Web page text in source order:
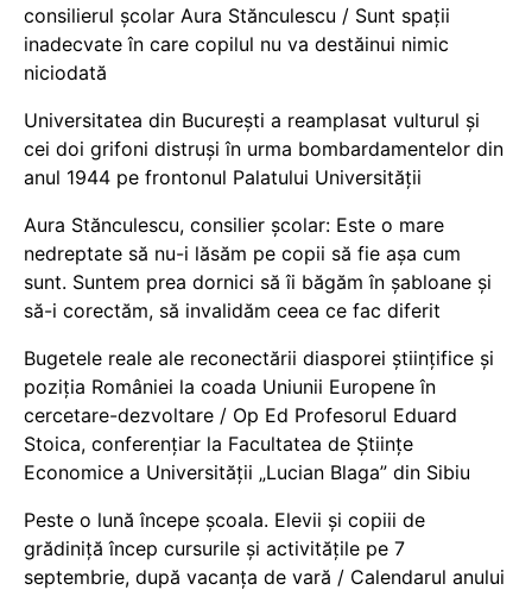
consilierul școlar Aura Stănculescu / Sunt spații
inadecvate în care copilul nu va destăinui nimic
niciodată
Universitatea din București a reamplasat vulturul și
cei doi grifoni distruși în urma bombardamentelor din
anul 1944 pe frontonul Palatului Universității
Aura Stănculescu, consilier școlar: Este o mare
nedreptate să nu-i lăsăm pe copii să fie așa cum
sunt. Suntem prea dornici să îi băgăm în șabloane și
să-i corectăm, să invalidăm ceea ce fac diferit
Bugetele reale ale reconectării diasporei științifice și
poziția României la coada Uniunii Europene în
cercetare-dezvoltare / Op Ed Profesorul Eduard
Stoica, conferențiar la Facultatea de Științe
Economice a Universității „Lucian Blaga” din Sibiu
Peste o lună începe școala. Elevii și copiii de
grădiniță încep cursurile și activitățile pe 7
septembrie, după vacanța de vară / Calendarul anului